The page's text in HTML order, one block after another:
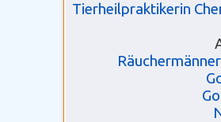
Tierheilpraktikerin